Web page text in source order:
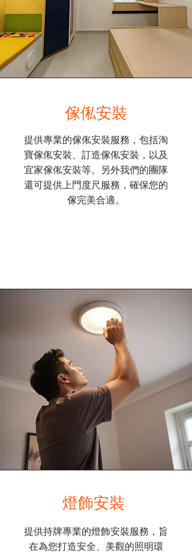
傢俬安裝
提供專業的傢俬安裝服務，包括淘
寶傢俬安裝、訂造傢俬安裝，以及
宜家傢俬安裝等。另外我們的團隊
還可提供上門度尺服務，確保您的
傢完美合適。
​燈飾安裝
提供持牌專業的燈飾安裝服務，旨
在為您打造安全、美觀的照明環